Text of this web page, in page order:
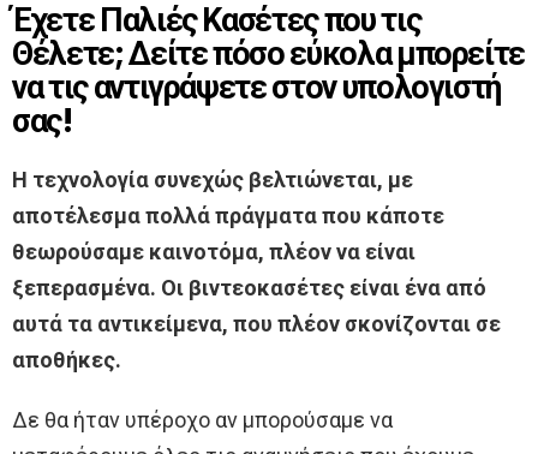
Έχετε Παλιές Κασέτες που τις
Θέλετε; Δείτε πόσο εύκολα μπορείτε
να τις αντιγράψετε στον υπολογιστή
σας!
Η τεχνολογία συνεχώς βελτιώνεται, με
αποτέλεσμα πολλά πράγματα που κάποτε
θεωρούσαμε καινοτόμα, πλέον να είναι
ξεπερασμένα. Οι βιντεοκασέτες είναι ένα από
αυτά τα αντικείμενα, που πλέον σκονίζονται σε
αποθήκες.
Δε θα ήταν υπέροχο αν μπορούσαμε να